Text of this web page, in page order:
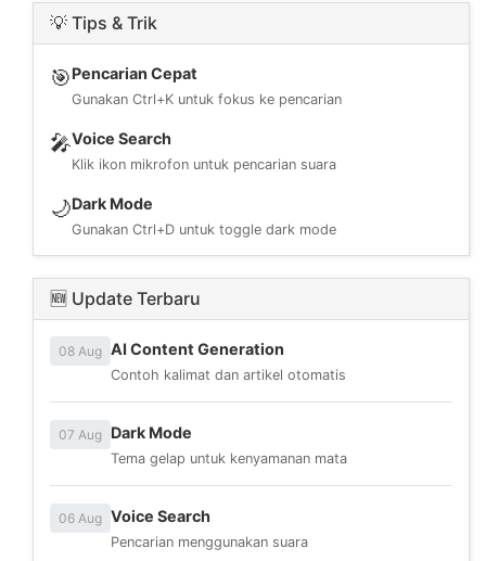
💡 Tips & Trik
🎯Pencarian Cepat
Gunakan Ctrl+K untuk fokus ke pencarian
🎤Voice Search
Klik ikon mikrofon untuk pencarian suara
🌙Dark Mode
Gunakan Ctrl+D untuk toggle dark mode
🆕 Update Terbaru
08 Aug AI Content Generation
Contoh kalimat dan artikel otomatis
07 Aug Dark Mode
Tema gelap untuk kenyamanan mata
06 Aug Voice Search
Pencarian menggunakan suara